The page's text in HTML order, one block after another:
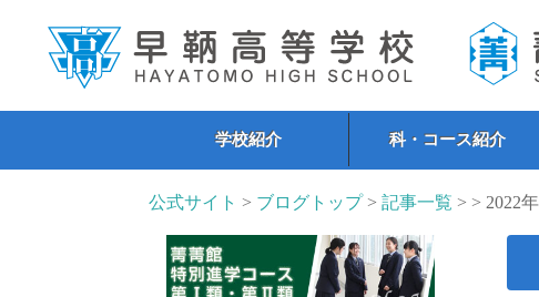
学校紹介 科・コース紹介
公式サイト > ブログトップ>記事一覧 > > 2022